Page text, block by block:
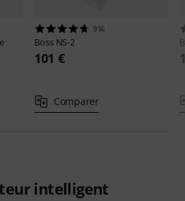
916
Boss NS-2
101 €
Comparer
intelligent